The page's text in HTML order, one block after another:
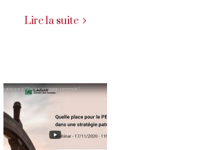
Lire la suite